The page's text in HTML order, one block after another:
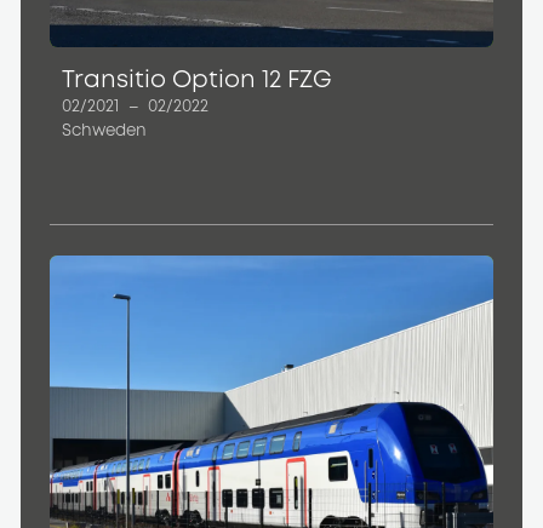
Transitio Option 12 FZG
02/2021 –
02/2022
Schweden